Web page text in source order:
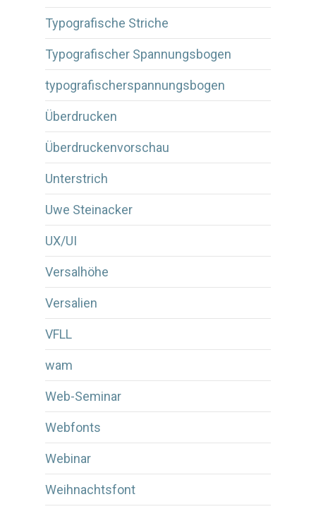
Typografische Striche
Typografischer Spannungsbogen
typografischerspannungsbogen
Überdrucken
Überdruckenvorschau
Unterstrich
Uwe Steinacker
UX/UI
Versalhöhe
Versalien
VFLL
wam
Web-Seminar
Webfonts
Webinar
Weihnachtsfont